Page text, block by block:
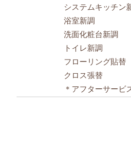
システムキッチン
浴室新調
洗面化粧台新調
トイレ新調
フローリング貼替
クロス張替
＊アフターサービ